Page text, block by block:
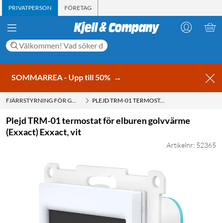
PRIVATPERSON FÖRETAG
SOMMARREA - Upp till 50% →
FJÄRRSTYRNING FÖR GOLVVÄRME PLEJD TRM-01 TERMOSTAT FÖR ELBUREN GOLVVÄRME (EXXACT) EXXACT, VIT
Plejd TRM-01 termostat för elburen golvvärme
(Exxact) Exxact, vit
Artikelnr: 52365